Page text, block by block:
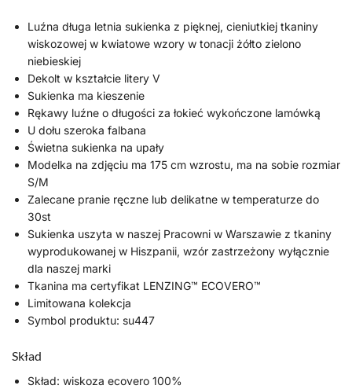
Luźna długa letnia sukienka z pięknej, cieniutkiej tkaniny
wiskozowej w kwiatowe wzory w tonacji żółto zielono
niebieskiej
Dekolt w kształcie litery V
Sukienka ma kieszenie
Rękawy luźne o długości za łokieć wykończone lamówką
U dołu szeroka falbana
Świetna sukienka na upały
Modelka na zdjęciu ma 175 cm wzrostu, ma na sobie rozmiar
S/M
Zalecane pranie ręczne lub delikatne w temperaturze do
30st
Sukienka uszyta w naszej Pracowni w Warszawie z tkaniny
wyprodukowanej w Hiszpanii, wzór zastrzeżony wyłącznie
dla naszej marki
Tkanina ma certyfikat LENZING™ ECOVERO™
Limitowana kolekcja
Symbol produktu: su447
Skład
Skład: wiskoza ecovero 100%